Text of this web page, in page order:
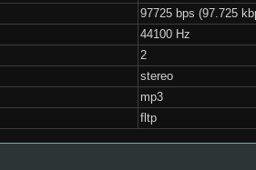
97725 bps (97.725
44100 Hz
2
stereo
mp3
fltp